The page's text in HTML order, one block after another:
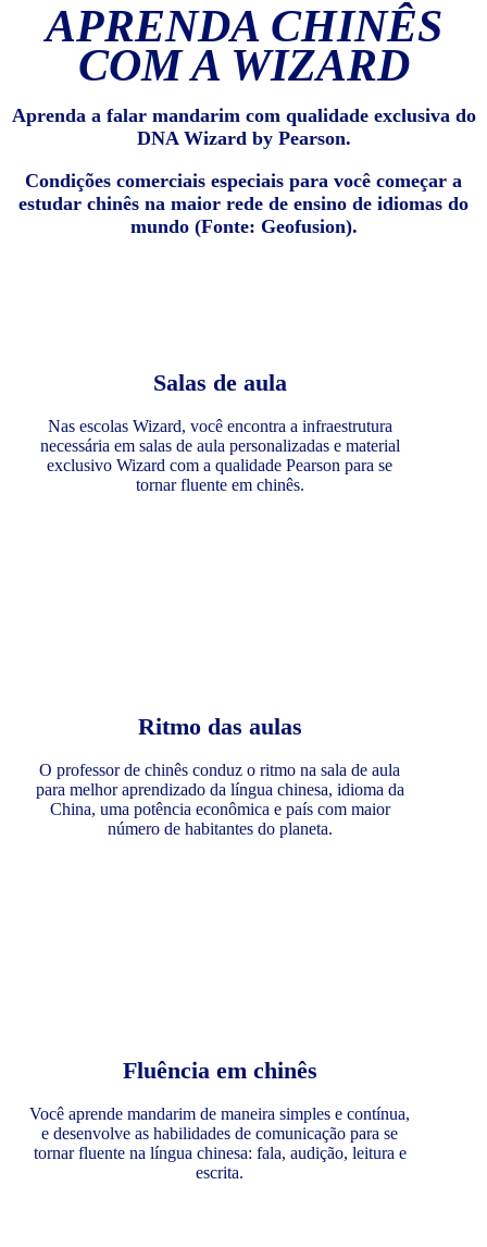
APRENDA CHINÊS
COM A WIZARD
Aprenda a falar mandarim com qualidade exclusiva do
DNA Wizard by Pearson.
Condições comerciais especiais para você começar a
estudar chinês na maior rede de ensino de idiomas do
mundo (Fonte: Geofusion).
Salas de aula
Nas escolas Wizard, você encontra a infraestrutura
necessária em salas de aula personalizadas e material
exclusivo Wizard com a qualidade Pearson para se
tornar fluente em chinês.
Ritmo das aulas
O professor de chinês conduz o ritmo na sala de aula
para melhor aprendizado da língua chinesa, idioma da
China, uma potência econômica e país com maior
número de habitantes do planeta.
Fluência em chinês
Você aprende mandarim de maneira simples e contínua,
e desenvolve as habilidades de comunicação para se
tornar fluente na língua chinesa: fala, audição, leitura e
escrita.